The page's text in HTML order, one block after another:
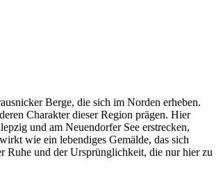
Berge, die sich im Norden erheben.
Charakter dieser Region prägen. Hier
und am Neuendorfer See erstrecken,
wie ein lebendiges Gemälde, das sich
Ruhe und der Ursprünglichkeit, die nur hier zu